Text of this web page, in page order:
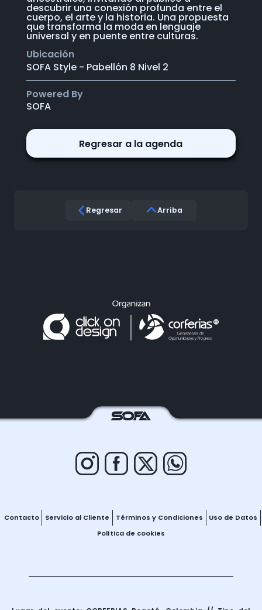
descubrir una conexión profunda entre el
cuerpo, el arte y la historia. Una propuesta
que transforma la moda en lenguaje
universal y en puente entre culturas.
Ubicación
SOFA Style - Pabellón 8 Nivel 2
Powered By
SOFA
Regresar a la agenda
Regresar Arriba
Contacto Servicio al Cliente Términos y Condiciones
Uso de Datos
Política de cookies